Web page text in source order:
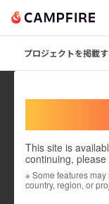
プロジェクトを掲載
This site is
continuing,
※ Some features
country, region, or